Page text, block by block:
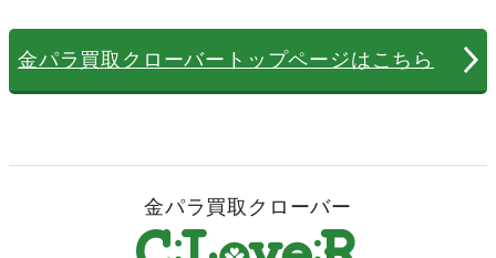
金パラ買取クローバートップページはこちら
金パラ買取クローバー